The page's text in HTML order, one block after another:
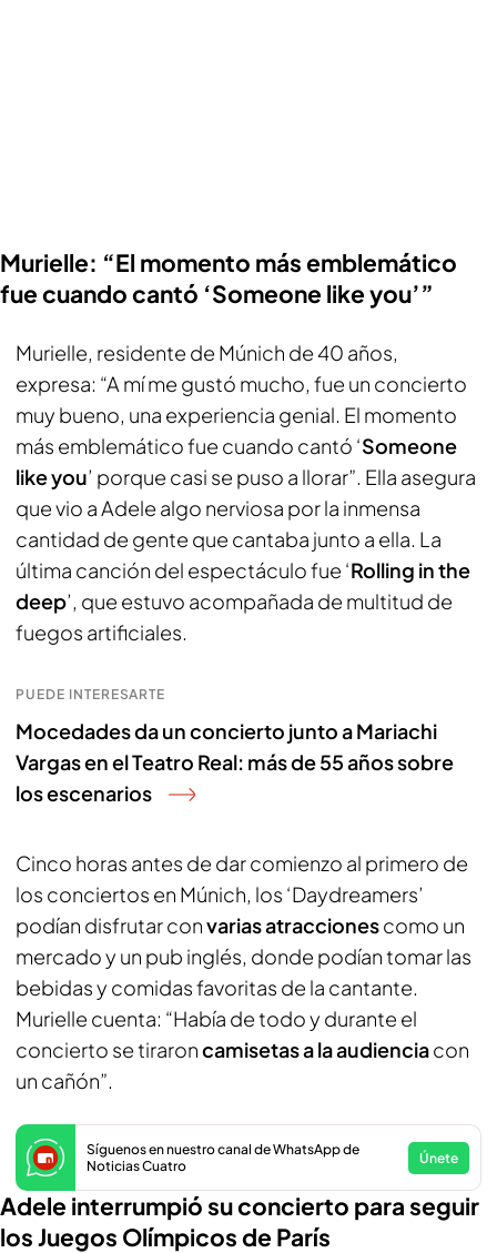
Murielle: “El momento más emblemático
fue cuando cantó ‘Someone like you’”
Murielle, residente de Múnich de 40 años,
expresa: “A mí me gustó mucho, fue un concierto
muy bueno, una experiencia genial. El momento
más emblemático fue cuando cantó ‘Someone
like you’ porque casi se puso a llorar”. Ella asegura
que vio a Adele algo nerviosa por la inmensa
cantidad de gente que cantaba junto a ella. La
última canción del espectáculo fue ‘Rolling in the
deep’, que estuvo acompañada de multitud de
fuegos artificiales.
PUEDE INTERESARTE
Mocedades da un concierto junto a Mariachi
Vargas en el Teatro Real: más de 55 años sobre
los escenarios
Cinco horas antes de dar comienzo al primero de
los conciertos en Múnich, los ‘Daydreamers’
podían disfrutar convarias atraccionescomo un
mercado y un pub inglés, donde podían tomar las
bebidas y comidas favoritas de la cantante.
Murielle cuenta: “Había de todo y durante el
concierto se tiraroncamisetas a la audienciacon
un cañón”.
Síguenos en nuestro canal de WhatsApp de
Noticias Cuatro
Únete
Adele interrumpió su concierto para seguir
los Juegos Olímpicos de París